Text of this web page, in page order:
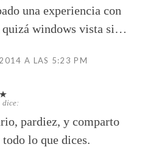
una experiencia con
quizá windows vista si…
A LAS 5:23 PM
dice:
pardiez, y comparto
lo que dices.